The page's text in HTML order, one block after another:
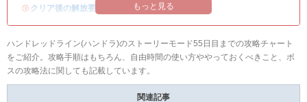
・ クリア後の解放要素 もっと見る
ハンドレッドライン(ハンドラ)のストーリーモード55日目までの攻略チャート
をご紹介。攻略手順はもちろん、自由時間の使い方ややっておくべきこと、ボ
スの攻略法に関しても記載しています。
関連記事